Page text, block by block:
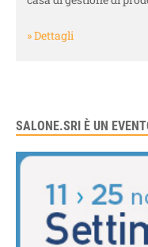
» Dettagli
SALONE.SRI È UN